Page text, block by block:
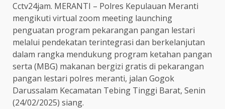
Cctv24jam. MERANTI – Polres Kepulauan Meranti
mengikuti virtual zoom meeting launching
penguatan program pekarangan pangan lestari
melalui pendekatan terintegrasi dan berkelanjutan
dalam rangka mendukung program ketahan pangan
serta (MBG) makanan bergizi gratis di pekarangan
pangan lestari polres meranti, jalan Gogok
Darussalam Kecamatan Tebing Tinggi Barat, Senin
(24/02/2025) siang.